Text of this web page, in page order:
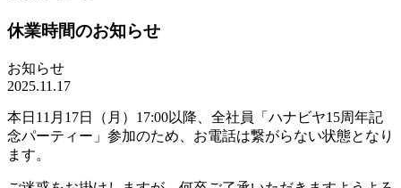
休業時間のお知らせ
お知らせ
2025.11.17
本日11月17日（月）17:00以降、全社員「ハナビヤ15周年記
念パーティー」参加のため、お電話は繋がらない状態となり
ます。